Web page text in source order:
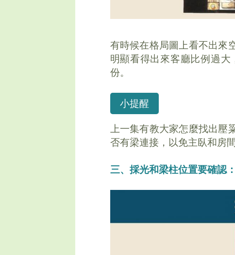
有時候在格局圖上看不出來
明顯看得出來客廳比例過
份。
小提醒
上一集有教大家怎麼找出
否有梁連接，以免主臥和房
三、採光和梁柱位置要確認：